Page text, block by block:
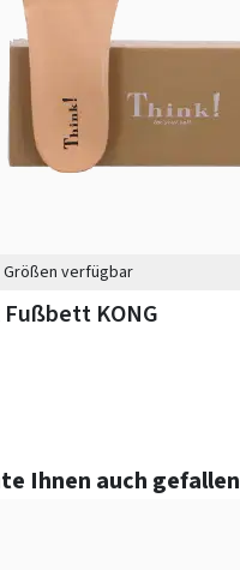
Größen verfügbar
KONG
überspringen
Ihnen auch gefallen